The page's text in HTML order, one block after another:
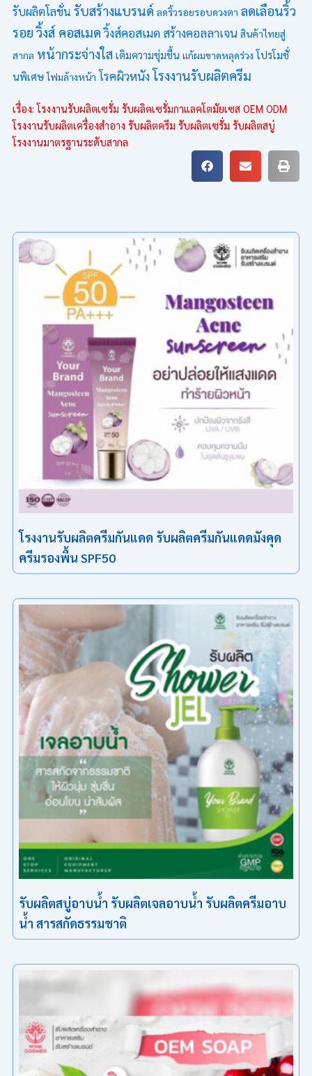
รับผลิตโลชั่น รับสร้างแบรนด์ ลดริ้วรอยรอบดวงตา ลดเลือนริ้ว
รอย วิ้งส์ คอสเมด วิ้งส์คอสเมด สร้างคอลลาเจน สินค้าไทยสู่
สากล หน้ากระจ่างใส เติมความชุ่มชื้น แก้ผมขาดหลุดร่วง โปรโมชั่
นพิเศษ โฟมล้างหน้า โรคผิวหนังโรงงานรับผลิตครีม
เรื่อง: โรงงานรับผลิตเซรั่ม รับผลิตเซรั่มกาแลคโตมัยเซส OEM ODM
โรงงานรับผลิตเครื่องสำอาง รับผลิตครีม รับผลิตเซรั่ม รับผลิตสบู่
โรงงานมาตรฐานระดับสากล
โรงงานรับผลิตครีมกันแดด รับผลิตครีมกันแดดมังคุด
ครีมรองพื้น SPF50
รับผลิตสบู่อาบน้ำ รับผลิตเจลอาบน้ำ รับผลิตครีมอาบ
น้ำ สารสกัดธรรมชาติ